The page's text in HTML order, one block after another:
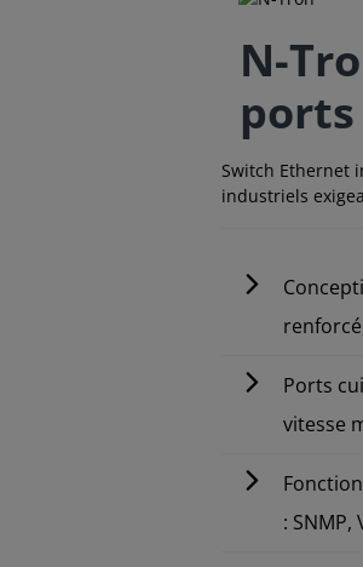
N-
ports
Switch Ethernet
industriels
Ports
vitesse
: